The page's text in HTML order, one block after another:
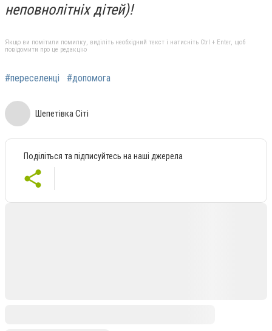
неповнолітніх дітей)!
Якщо ви помітили помилку, виділіть необхідний текст і натисніть Ctrl + Enter, щоб
повідомити про це редакцію
#переселенці #допомога
Шепетівка Сіті
Поділіться та підписуйтесь на наші джерела